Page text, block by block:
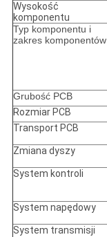
Wysokość
komponentu
Typ komponentu i
zakres komponentów
Grubość PCB
Rozmiar PCB
Transport PCB
Zmiana dyszy
System kontroli
System napędowy
System transmisji